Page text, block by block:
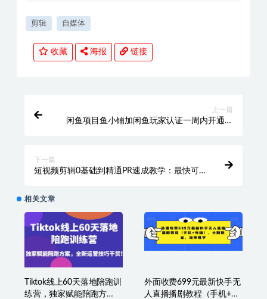
剪辑 自媒体
收藏 海报 链接
上一篇
闲鱼项目鱼小铺加闲鱼玩家认证一周内开通，
下一篇
短视频剪辑0基础到精通PR速成教学：最快可
相关文章
Tiktok线上60天落地陪跑训
练营，独家赋能陪跑方
外面收费699元最新快手无
人直播播剧教程（手机+电